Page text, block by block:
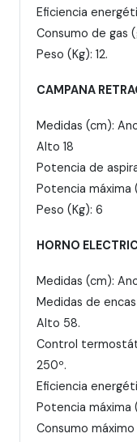
Eficiencia
Consumo de gas
Peso (Kg): 12.
CAMPANA
Medidas (cm):
Alto 18
Potencia de
Potencia máxima
Peso (Kg): 6
HORNO
Medidas (cm):
Medidas de
Alto 58.
Control
250º.
Eficiencia
Potencia máxima
Consumo